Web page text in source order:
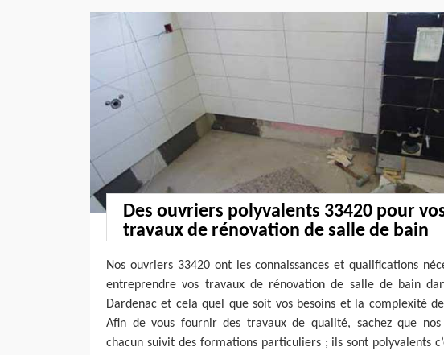
Des ouvriers polyvalents 33420 pour
travaux de rénovation de salle de bain
Nos ouvriers 33420 ont les connaissances et qualifications
entreprendre vos travaux de rénovation de salle de bain
Dardenac et cela quel que soit vos besoins et la complexité
Afin de vous fournir des travaux de qualité, sachez que
chacun suivit des formations particuliers ; ils sont polyvalents